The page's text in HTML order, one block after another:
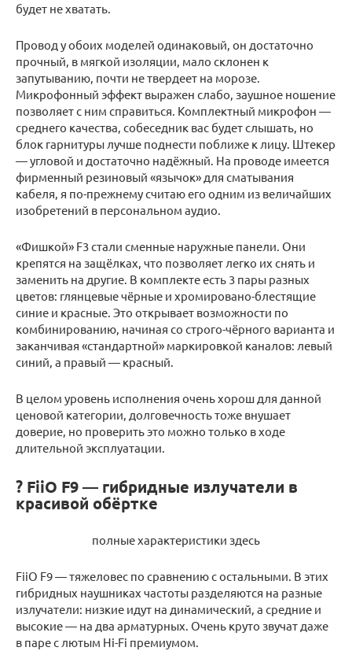
будет не хватать.
Провод у обоих моделей одинаковый, он достаточно
прочный, в мягкой изоляции, мало склонен к
запутыванию, почти не твердеет на морозе.
Микрофонный эффект выражен слабо, заушное ношение
позволяет с ним справиться. Комплектный микрофон —
среднего качества, собеседник вас будет слышать, но
блок гарнитуры лучше поднести поближе к лицу. Штекер
— угловой и достаточно надёжный. На проводе имеется
фирменный резиновый «язычок» для сматывания
кабеля, я по-прежнему считаю его одним из величайших
изобретений в персональном аудио.
«Фишкой» F3 стали сменные наружные панели. Они
крепятся на защёлках, что позволяет легко их снять и
заменить на другие. В комплекте есть 3 пары разных
цветов: глянцевые чёрные и хромировано-блестящие
синие и красные. Это открывает возможности по
комбинированию, начиная со строго-чёрного варианта и
заканчивая «стандартной» маркировкой каналов: левый
синий, а правый — красный.
В целом уровень исполнения очень хорош для данной
ценовой категории, долговечность тоже внушает
доверие, но проверить это можно только в ходе
длительной эксплуатации.
? FiiO F9 — гибридные излучатели в
красивой обёртке
полные характеристики здесь
FiiO F9 — тяжеловес по сравнению с остальными. В этих
гибридных наушниках частоты разделяются на разные
излучатели: низкие идут на динамический, а средние и
высокие — на два арматурных. Очень круто звучат даже
в паре с лютым Hi-Fi премиумом.